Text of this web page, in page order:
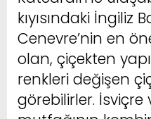
kıyısındaki İngiliz
Cenevre’nin en
olan, çiçekten
renkleri değişen
görebilirler. İsviçre